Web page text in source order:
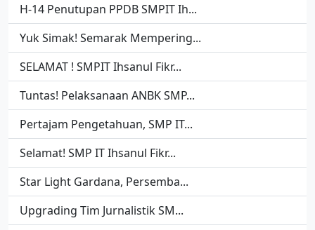
H-14 Penutupan PPDB SMPIT Ih...
Yuk Simak! Semarak Mempering...
SELAMAT ! SMPIT Ihsanul Fikr...
Tuntas! Pelaksanaan ANBK SMP...
Pertajam Pengetahuan, SMP IT...
Selamat! SMP IT Ihsanul Fikr...
Star Light Gardana, Persemba...
Upgrading Tim Jurnalistik SM...